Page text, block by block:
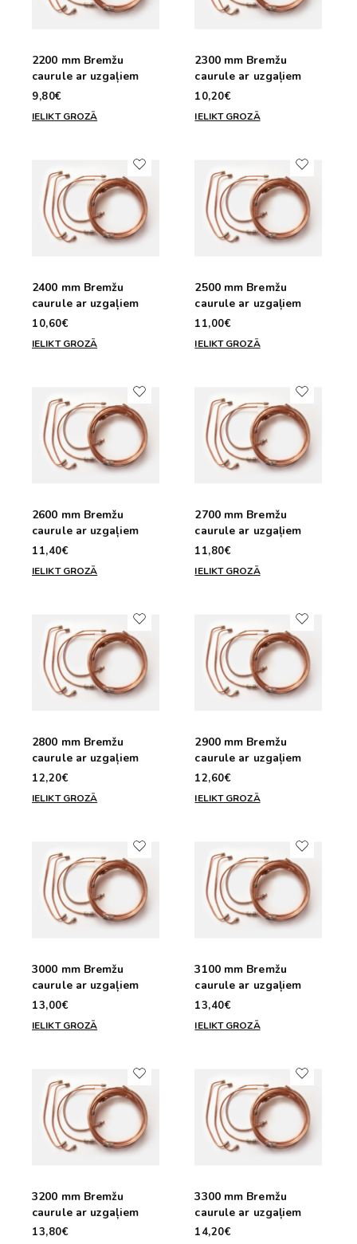
2200 mm Bremžu
caurule ar uzgaļiem
9,80€
IELIKT GROZĀ
2300 mm Bremžu
caurule ar uzgaļiem
10,20€
IELIKT GROZĀ
2400 mm Bremžu
caurule ar uzgaļiem
10,60€
IELIKT GROZĀ
2500 mm Bremžu
caurule ar uzgaļiem
11,00€
IELIKT GROZĀ
2600 mm Bremžu
caurule ar uzgaļiem
11,40€
IELIKT GROZĀ
2700 mm Bremžu
caurule ar uzgaļiem
11,80€
IELIKT GROZĀ
2800 mm Bremžu
caurule ar uzgaļiem
12,20€
IELIKT GROZĀ
2900 mm Bremžu
caurule ar uzgaļiem
12,60€
IELIKT GROZĀ
3000 mm Bremžu
caurule ar uzgaļiem
13,00€
IELIKT GROZĀ
3100 mm Bremžu
caurule ar uzgaļiem
13,40€
IELIKT GROZĀ
3200 mm Bremžu
caurule ar uzgaļiem
13,80€
3300 mm Bremžu
caurule ar uzgaļiem
14,20€